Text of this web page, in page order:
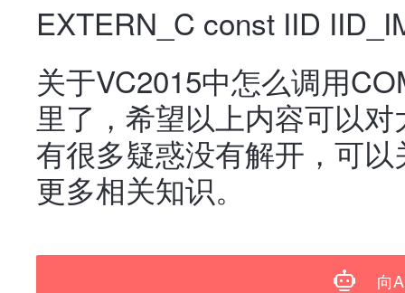
EXTERN_C const IID
关于VC2015中怎么调用
里了，希望以上内容可以
有很多疑惑没有解开，可
更多相关知识。
向